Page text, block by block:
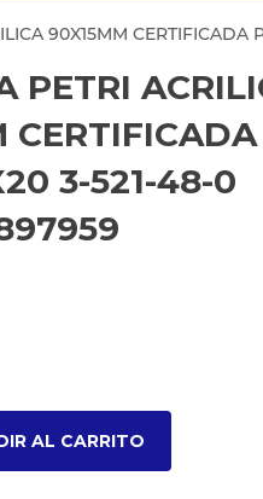
90X15MM
PETRI
CERTIFICADA
3-521-48-0
AL CARRITO